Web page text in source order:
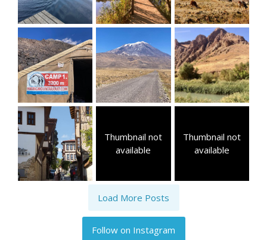
Thumbnail not
available
Thumbnail not
available
Load More Posts
Follow on Instagram